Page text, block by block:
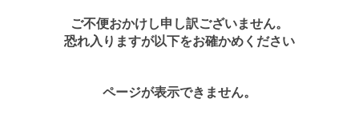
ご不便おかけし申し訳ございません。
恐れ入りますが以下をお確かめください
ページが表示できません。